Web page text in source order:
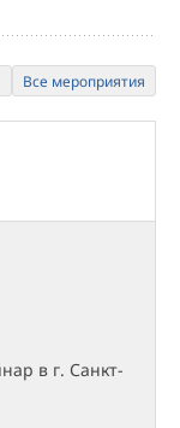
Все мероприятия
в г. Санкт-